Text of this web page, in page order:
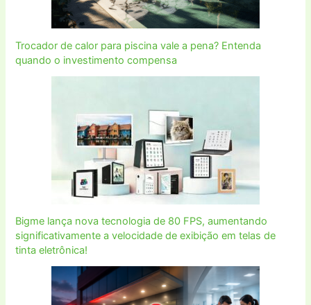
Trocador de calor para piscina vale a pena? Entenda
quando o investimento compensa
Bigme lança nova tecnologia de 80 FPS, aumentando
significativamente a velocidade de exibição em telas de
tinta eletrônica!